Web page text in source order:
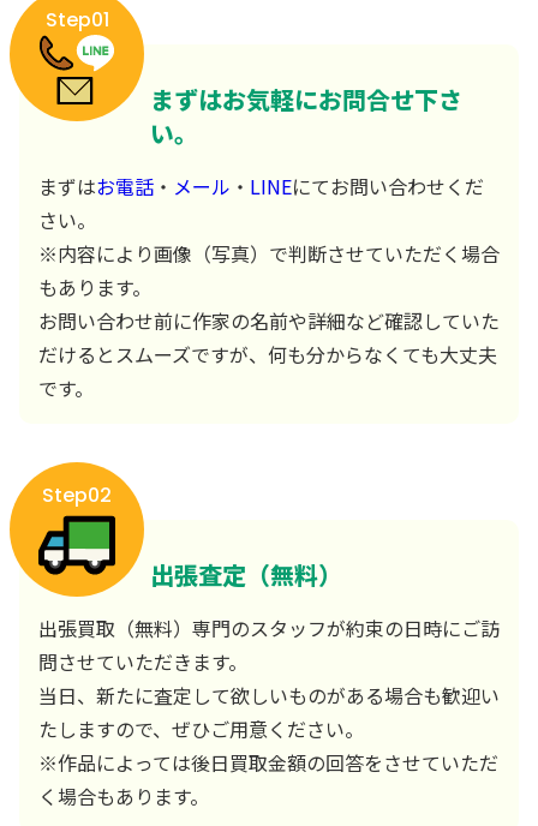
Step01
まずはお気軽にお問合せ下さ
い。
まずはお電話 ・ メール ・ LINEにてお問い合わせくだ
さい。
※内容により画像（写真）で判断させていただく場合
もあります。
お問い合わせ前に作家の名前や詳細など確認していた
だけるとスムーズですが、何も分からなくても大丈夫
です。
Step02
出張査定（無料）
出張買取（無料）専門のスタッフが約束の日時にご訪
問させていただきます。
当日、新たに査定して欲しいものがある場合も歓迎い
たしますので、ぜひご用意ください。
※作品によっては後日買取金額の回答をさせていただ
く場合もあります。